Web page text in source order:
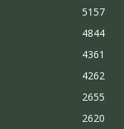
5157
4844
4361
4262
2655
2620